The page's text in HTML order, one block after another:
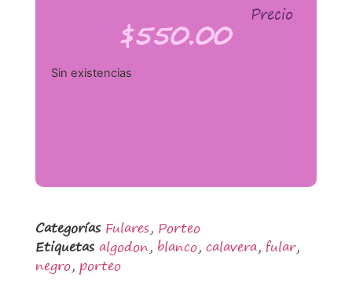
Precio
$550.00
Sin existencias
Categorías Fulares, Porteo
Etiquetas algodon, blanco, calavera, fular,
negro, porteo